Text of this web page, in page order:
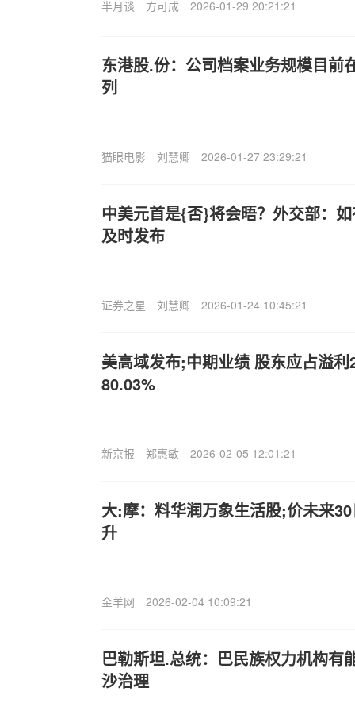
半月谈 方可成 2026-01-29 20:21:21
东港股.份：公司档案业务规模目前
列
猫眼电影 刘慧卿 2026-01-27 23:29:21
中美元首是{否}将会晤？外交部：
及时发布
证券之星 刘慧卿 2026-01-24 10:45:21
美高域发布;中期业绩 股东应占溢
80.03%
新京报 郑惠敏 2026-02-05 12:01:21
大:摩：料华润万象生活股;价未来
升
金羊网 2026-02-04 10:09:21
巴勒斯坦.总统：巴民族权力机构有
沙治理